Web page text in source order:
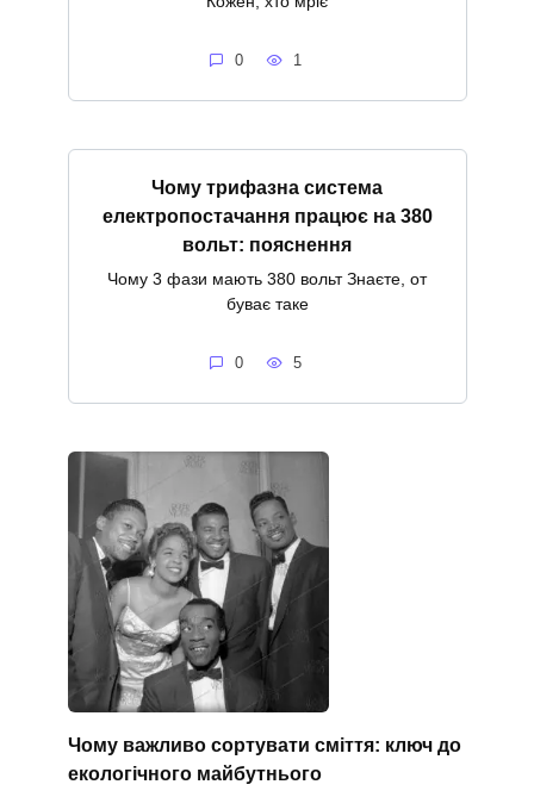
0 1
Чому трифазна система
електропостачання працює на 380
вольт: пояснення
Чому 3 фази мають 380 вольт Знаєте, от
буває таке
0 5
Чому важливо сортувати сміття: ключ до
екологічного майбутнього